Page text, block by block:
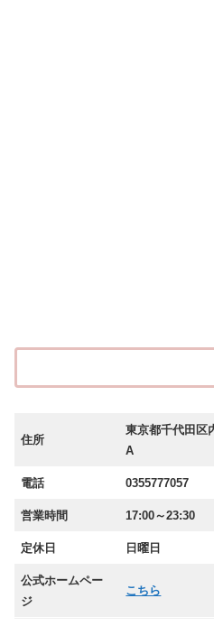
住所
東京都千代田区
A
電話 0355777057
営業時間 17:00～23:30
定休日 日曜日
公式ホームペー
ジ
こちら